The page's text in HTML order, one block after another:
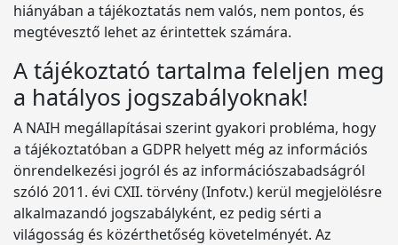
hiányában a tájékoztatás nem valós, nem pontos, és
megtévesztő lehet az érintettek számára.
A tájékoztató tartalma feleljen meg
a hatályos jogszabályoknak!
A NAIH megállapításai szerint gyakori probléma, hogy
a tájékoztatóban a GDPR helyett még az információs
önrendelkezési jogról és az információszabadságról
szóló 2011. évi CXII. törvény (Infotv.) kerül megjelölésre
alkalmazandó jogszabályként, ez pedig sérti a
világosság és közérthetőség követelményét. Az